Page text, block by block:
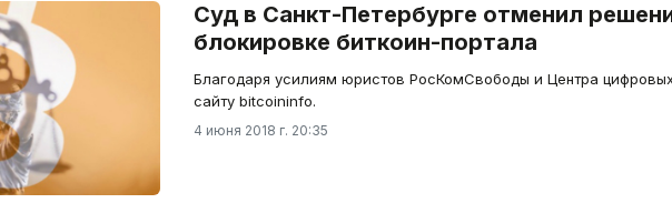
Суд в Санкт-Петербурге отменил
блокировке биткоин-портала
Благодаря усилиям юристов РосКомСвободы и Центра
сайту bitcoininfo.
4 июня 2018 г. 20:35